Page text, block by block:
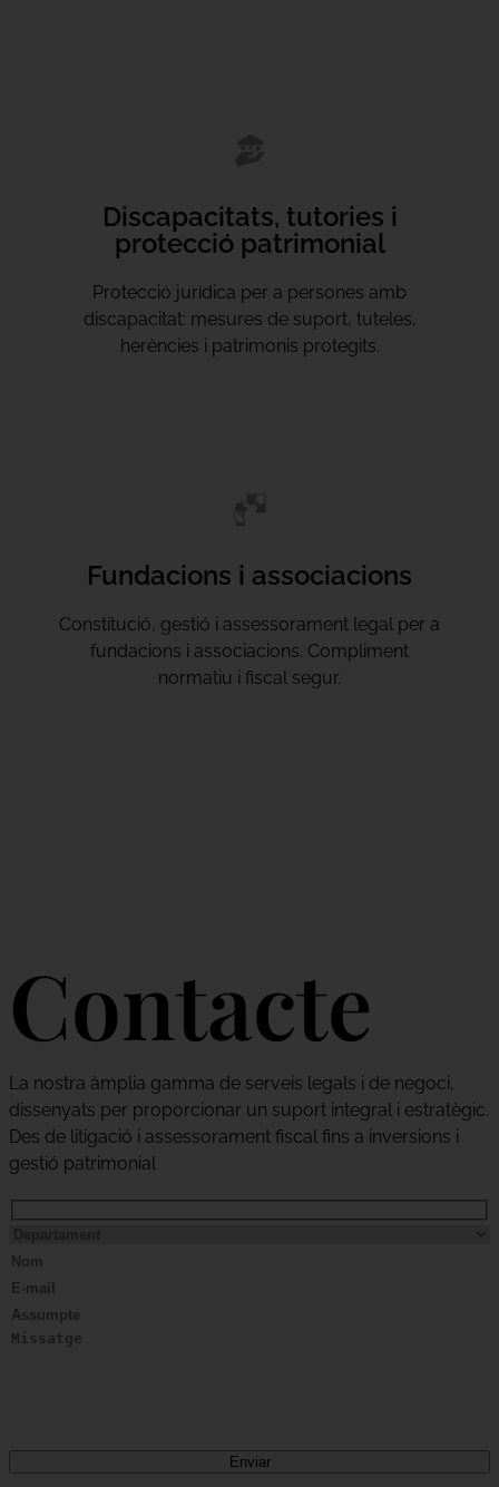
Discapacitats, tutories i
protecció patrimonial
Protecció jurídica per a persones amb
discapacitat: mesures de suport, tuteles,
herències i patrimonis protegits.
Fundacions i associacions
Constitució, gestió i assessorament legal per a
fundacions i associacions. Compliment
normatiu i fiscal segur.
Contacte
La nostra àmplia gamma de serveis legals i de negoci,
dissenyats per proporcionar un suport integral i estratègic.
Des de litigació i assessorament fiscal fins a inversions i
gestió patrimonial